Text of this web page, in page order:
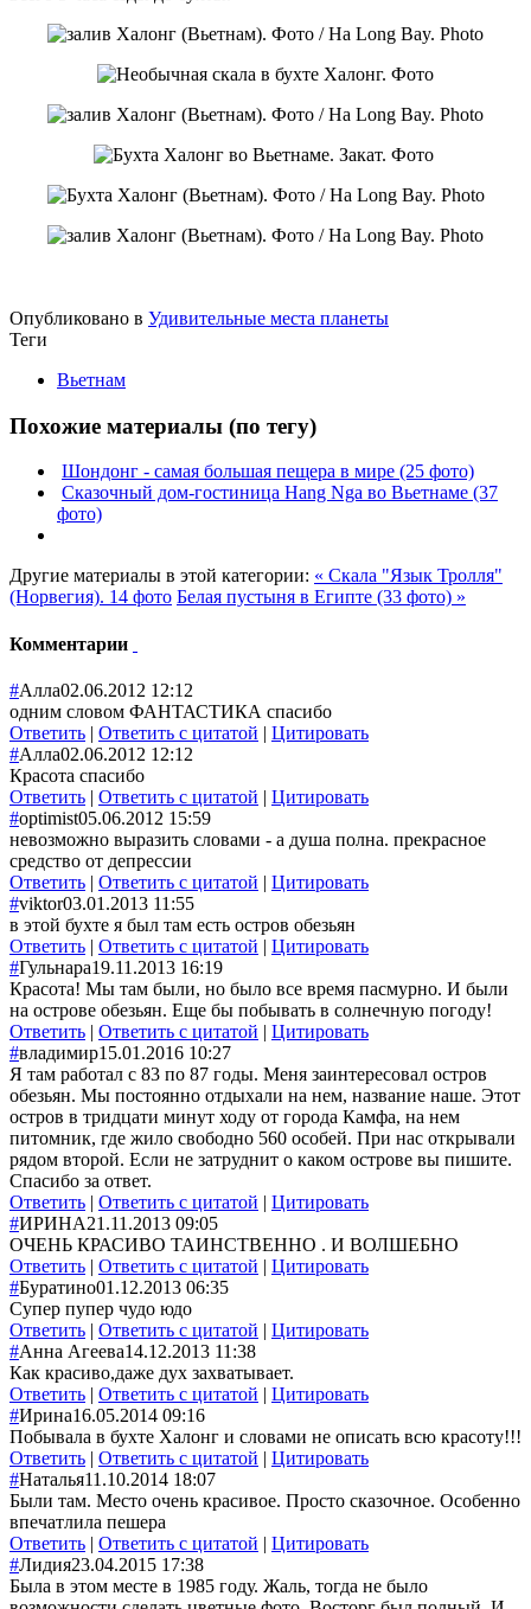
Опубликовано в Удивительные места планеты
Теги
Вьетнам
Похожие материалы (по тегу)
Шондонг - самая большая пещера в мире (25 фото)
Сказочный дом-гостиница Hang Nga во Вьетнаме (37
фото)
Другие материалы в этой категории: « Скала "Язык Тролля"
(Норвегия). 14 фото Белая пустыня в Египте (33 фото) »
Комментарии
#Алла02.06.2012 12:12
одним словом ФАНТАСТИКА спасибо
Ответить | Ответить с цитатой | Цитировать
#Алла02.06.2012 12:12
Красота спасибо
Ответить | Ответить с цитатой | Цитировать
#optimist05.06.2012 15:59
невозможно выразить словами - а душа полна. прекрасное
средство от депрессии
Ответить | Ответить с цитатой | Цитировать
#viktor03.01.2013 11:55
в этой бухте я был там есть остров обезьян
Ответить | Ответить с цитатой | Цитировать
#Гульнара19.11.2013 16:19
Красота! Мы там были, но было все время пасмурно. И были
на острове обезьян. Еще бы побывать в солнечную погоду!
Ответить | Ответить с цитатой | Цитировать
#владимир15.01.2016 10:27
Я там работал с 83 по 87 годы. Меня заинтересовал остров
обезьян. Мы постоянно отдыхали на нем, название наше. Этот
остров в тридцати минут ходу от города Камфа, на нем
питомник, где жило свободно 560 особей. При нас открывали
рядом второй. Если не затруднит о каком острове вы пишите.
Спасибо за ответ.
Ответить | Ответить с цитатой | Цитировать
#ИРИНА21.11.2013 09:05
ОЧЕНЬ КРАСИВО ТАИНСТВЕННО . И ВОЛШЕБНО
Ответить | Ответить с цитатой | Цитировать
#Буратино01.12.2013 06:35
Супер пупер чудо юдо
Ответить | Ответить с цитатой | Цитировать
#Анна Агеева14.12.2013 11:38
Как красиво,даже дух захватывает.
Ответить | Ответить с цитатой | Цитировать
#Ирина16.05.2014 09:16
Побывала в бухте Халонг и словами не описать всю красоту!!!
Ответить | Ответить с цитатой | Цитировать
#Наталья11.10.2014 18:07
Были там. Место очень красивое. Просто сказочное. Особенно
впечатлила пешера
Ответить | Ответить с цитатой | Цитировать
#Лидия23.04.2015 17:38
Была в этом месте в 1985 году. Жаль, тогда не было